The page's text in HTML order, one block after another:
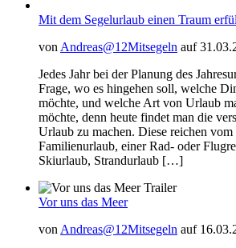
Mit dem Segelurlaub einen Traum
von Andreas@12Mitsegeln auf
Jedes Jahr bei der Planung des
Frage, wo es hingehen soll, welche
möchte, und welche Art von Urlaub
möchte, denn heute findet man die
Urlaub zu machen. Diese reichen
Familienurlaub, einer Rad- oder
Skiurlaub, Strandurlaub […]
Vor uns das Meer
von Andreas@12Mitsegeln auf